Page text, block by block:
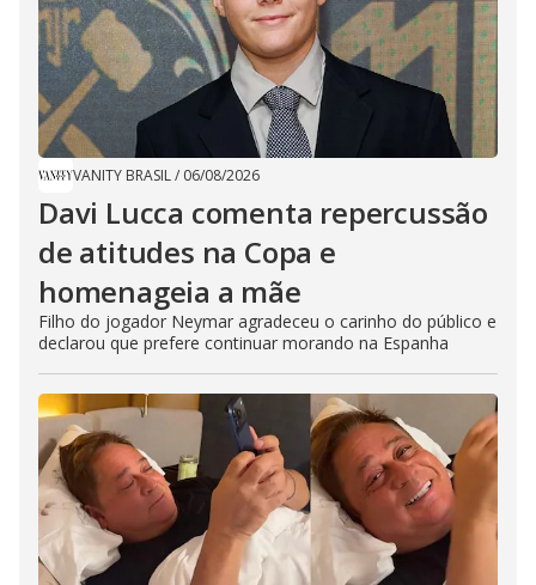
VANITY BRASIL/ 06/08/2026
Davi Lucca comenta repercussão
de atitudes na Copa e
homenageia a mãe
Filho do jogador Neymar agradeceu o carinho do público e
declarou que prefere continuar morando na Espanha